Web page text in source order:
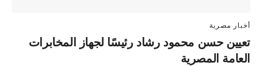
أخبار مصرية
تعيين حسن محمود رشاد رئيسًا لجهاز المخابرات
العامة المصرية